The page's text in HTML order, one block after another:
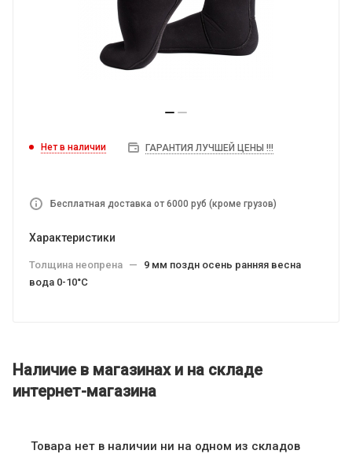
Нет в наличии ГАРАНТИЯ ЛУЧШЕЙ ЦЕНЫ !!!
Бесплатная доставка от 6000 руб (кроме грузов)
Характеристики
Толщина неопрена —
9 мм поздн осень ранняя весна
вода 0-10°C
Наличие в магазинах и на складе
интернет-магазина
Товара нет в наличии ни на одном из складов